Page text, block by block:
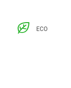
ECO